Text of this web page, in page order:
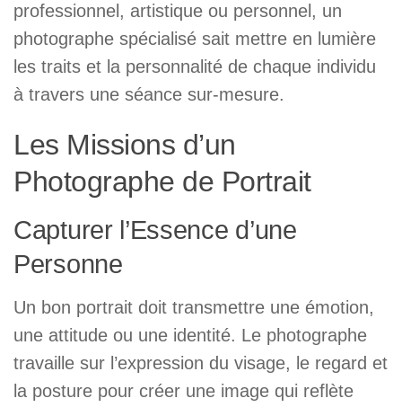
professionnel, artistique ou personnel, un
photographe spécialisé sait mettre en lumière
les traits et la personnalité de chaque individu
à travers une séance sur-mesure.
Les Missions d’un
Photographe de Portrait
Capturer l’Essence d’une
Personne
Un bon portrait doit transmettre une émotion,
une attitude ou une identité. Le photographe
travaille sur l’expression du visage, le regard et
la posture pour créer une image qui reflète